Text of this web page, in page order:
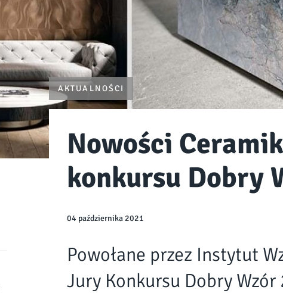
AKTUALNOŚCI
Nowości
konkursu Dobry
04 października 2021
Powołane przez Instytut
Jury Konkursu Dobry